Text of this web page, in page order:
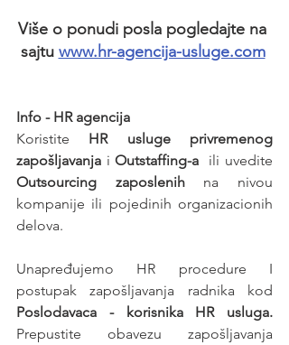
Više o ponudi posla pogledajte na
sajtu www.hr-agencija-usluge.com
Info - HR agencija
Koristite HR usluge privremenog
zapošljavanja i Outstaffing-a
Outsourcing zaposlenih na nivou
kompanije ili pojedinih organizacionih
delova.
Unapređujemo HR procedure I
Prepustite obavezu zapošljavanja